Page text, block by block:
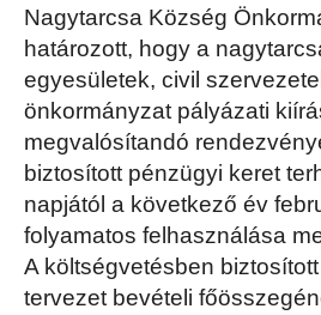
Nagytarcsa Község
határozott, hogy a
egyesületek, civil
önkormányzat pályázati
megvalósítandó
biztosított pénzügyi keret
napjától a következő év
folyamatos felhasználása
A költségvetésben
tervezet bevételi